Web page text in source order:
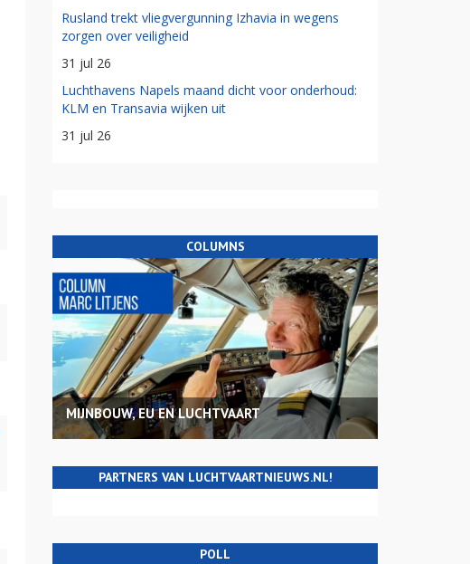
Rusland trekt vliegvergunning Izhavia in wegens
zorgen over veiligheid
31 jul 26
Luchthavens Napels maand dicht voor onderhoud:
KLM en Transavia wijken uit
31 jul 26
COLUMNS
MIJNBOUW, EU EN LUCHTVAART
PARTNERS VAN LUCHTVAARTNIEUWS.NL!
POLL